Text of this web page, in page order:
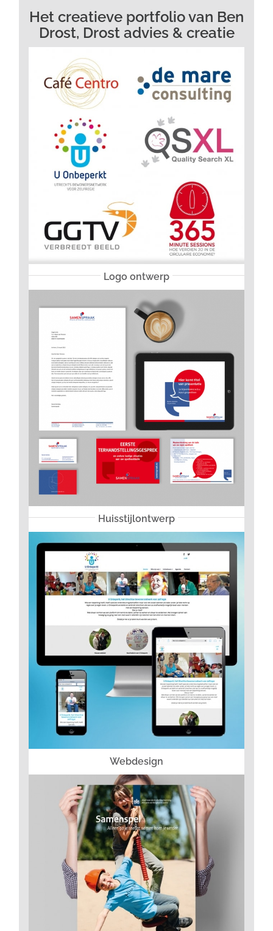
Het creatieve portfolio van Ben
Drost, Drost advies & creatie
Logo ontwerp
Huisstijlontwerp
Webdesign